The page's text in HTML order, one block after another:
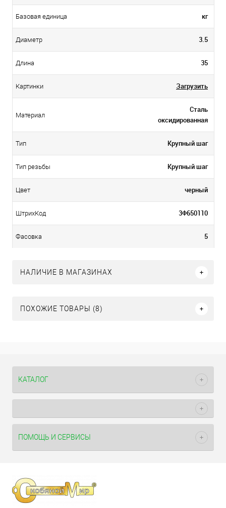
Базовая единица кг
Диаметр 3.5
Длина 35
Картинки Загрузить
Материал
Сталь
оксидированная
Тип Крупный шаг
Тип резьбы Крупный шаг
Цвет черный
ШтрихКод 3Ф650110
Фасовка 5
НАЛИЧИЕ В МАГАЗИНАХ
ПОХОЖИЕ ТОВАРЫ (8)
КАТАЛОГ
ПОМОЩЬ И СЕРВИСЫ